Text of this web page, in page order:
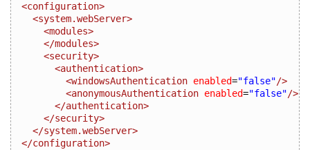
<configuration>
<system.webServer>
<modules>
</modules>
<security>
<authentication>
<windowsAuthentication enabled="false"/>
<anonymousAuthentication enabled="false"/>
</authentication>
</security>
</system.webServer>
</configuration>